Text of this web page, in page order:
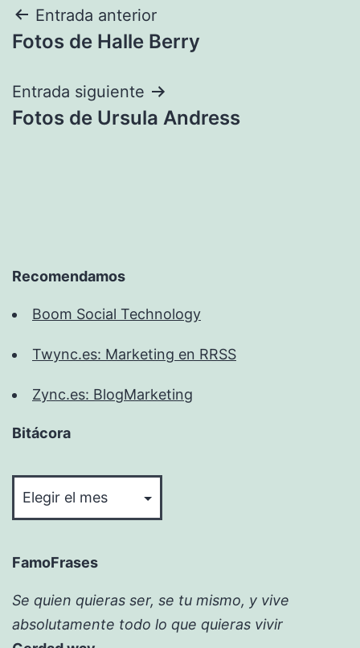
Navegación
de
entradas
Entrada anterior
Fotos de Halle Berry
Entrada siguiente
Fotos de Ursula Andress
Recomendamos
Boom Social Technology
Twync.es: Marketing en RRSS
Zync.es: BlogMarketing
Bitácora
FamoFrases
Se quien quieras ser, se tu mismo, y vive
absolutamente todo lo que quieras vivir